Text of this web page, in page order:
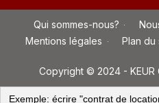
Qui sommes-nous?
Mentions légales
Plan du
Copyright © 2024 - KEUR
Search